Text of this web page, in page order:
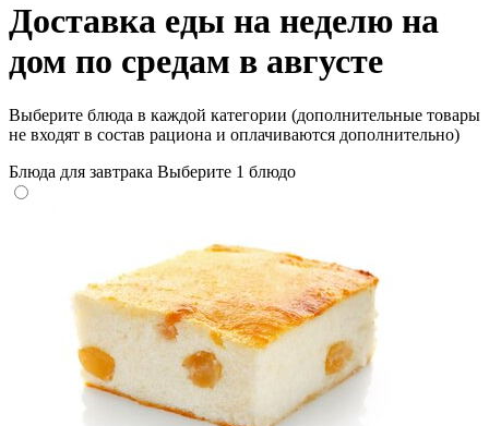
Доставка еды на неделю на
дом по средам в августе
Выберите блюда в каждой категории (дополнительные товары
не входят в состав рациона и оплачиваются дополнительно)
Блюда для завтрака Выберите 1 блюдо